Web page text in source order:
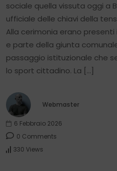
sociale quella vissuta oggi a
ufficiale delle chiavi della
Alla cerimonia erano
e parte della giunta
passaggio istituzionale che
lo sport cittadino. La […]
Webmaster
6 Febbraio 2026
0 Comments
330 Views